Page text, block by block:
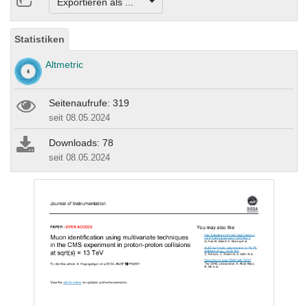
Statistiken
Altmetric
Seitenaufrufe: 319
seit 08.05.2024
Downloads: 78
seit 08.05.2024